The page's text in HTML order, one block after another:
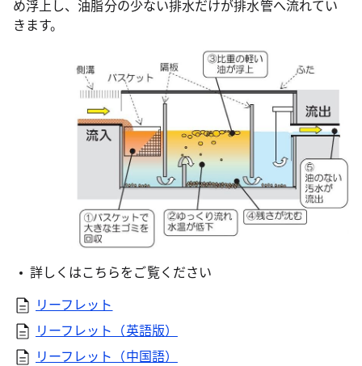
め浮上し、油脂分の少ない排水だけが排水管へ流れてい
きます。
詳しくはこちらをご覧ください
リーフレット
リーフレット（英語版）
リーフレット（中国語）